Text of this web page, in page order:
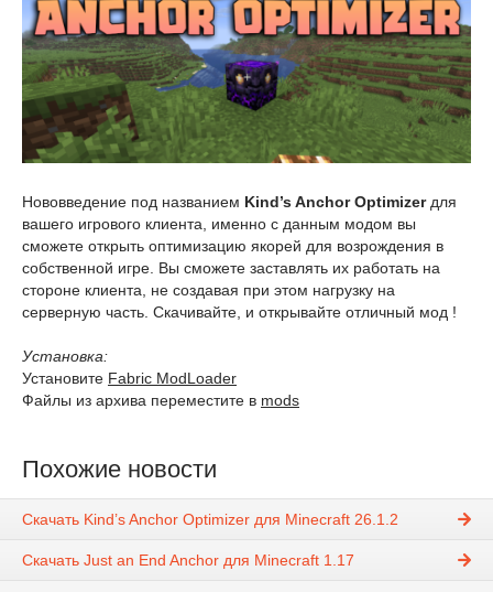
Нововведение под названием Kind’s Anchor Optimizerдля
вашего игрового клиента, именно с данным модом вы
сможете открыть оптимизацию якорей для возрождения в
собственной игре. Вы сможете заставлять их работать на
стороне клиента, не создавая при этом нагрузку на
серверную часть. Скачивайте, и открывайте отличный мод !
Установка:
Установите Fabric ModLoader
Файлы из архива переместите в mods
Похожие новости
Скачать Kind’s Anchor Optimizer для Minecraft 26.1.2
Скачать Just an End Anchor для Minecraft 1.17